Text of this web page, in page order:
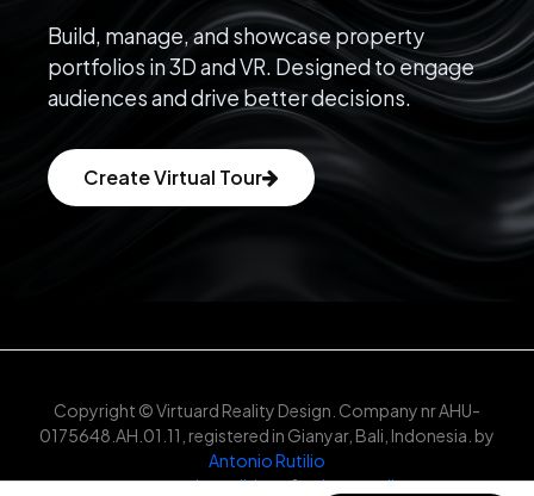
Build, manage, and showcase property
portfolios in 3D and VR. Designed to engage
audiences and drive better decisions.
Create Virtual Tour
Copyright © Virtuard Reality Design. Company nr AHU-
0175648.AH.01.11, registered in Gianyar, Bali, Indonesia. by
Antonio Rutilio
terms and conditions&privacy policy